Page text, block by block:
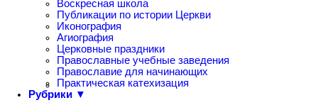
Воскресная школа
Публикации по истории Церкви
Иконография
Агиография
Церковные праздники
Православные учебные заведения
Православие для начинающих
Практическая катехизация
Рубрики ▼